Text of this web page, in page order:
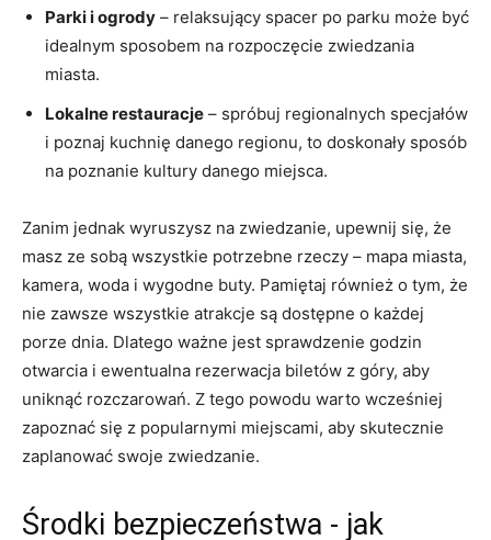
Parki i ogrody – relaksujący spacer po parku może⁢ być
idealnym ‌sposobem‍ na ⁤rozpoczęcie zwiedzania
‍miasta.
Lokalne restauracje – spróbuj regionalnych specjałów
i poznaj kuchnię danego regionu, to doskonały ‍sposób
na poznanie⁢ kultury danego miejsca.
Zanim jednak ⁣wyruszysz na zwiedzanie, upewnij​ się, że​
masz ze sobą ​wszystkie⁤ potrzebne rzeczy – mapa miasta,
⁣kamera, woda i wygodne buty. Pamiętaj ‍również o tym, że
nie zawsze wszystkie atrakcje są dostępne ⁢o każdej
porze dnia. Dlatego ważne jest sprawdzenie godzin⁣
otwarcia i ewentualna rezerwacja​ biletów z ‍góry, aby
uniknąć rozczarowań. Z tego powodu ‍warto wcześniej
zapoznać się z popularnymi miejscami, ⁣aby skutecznie
zaplanować swoje zwiedzanie.
Środki‍ bezpieczeństwa -‍ jak